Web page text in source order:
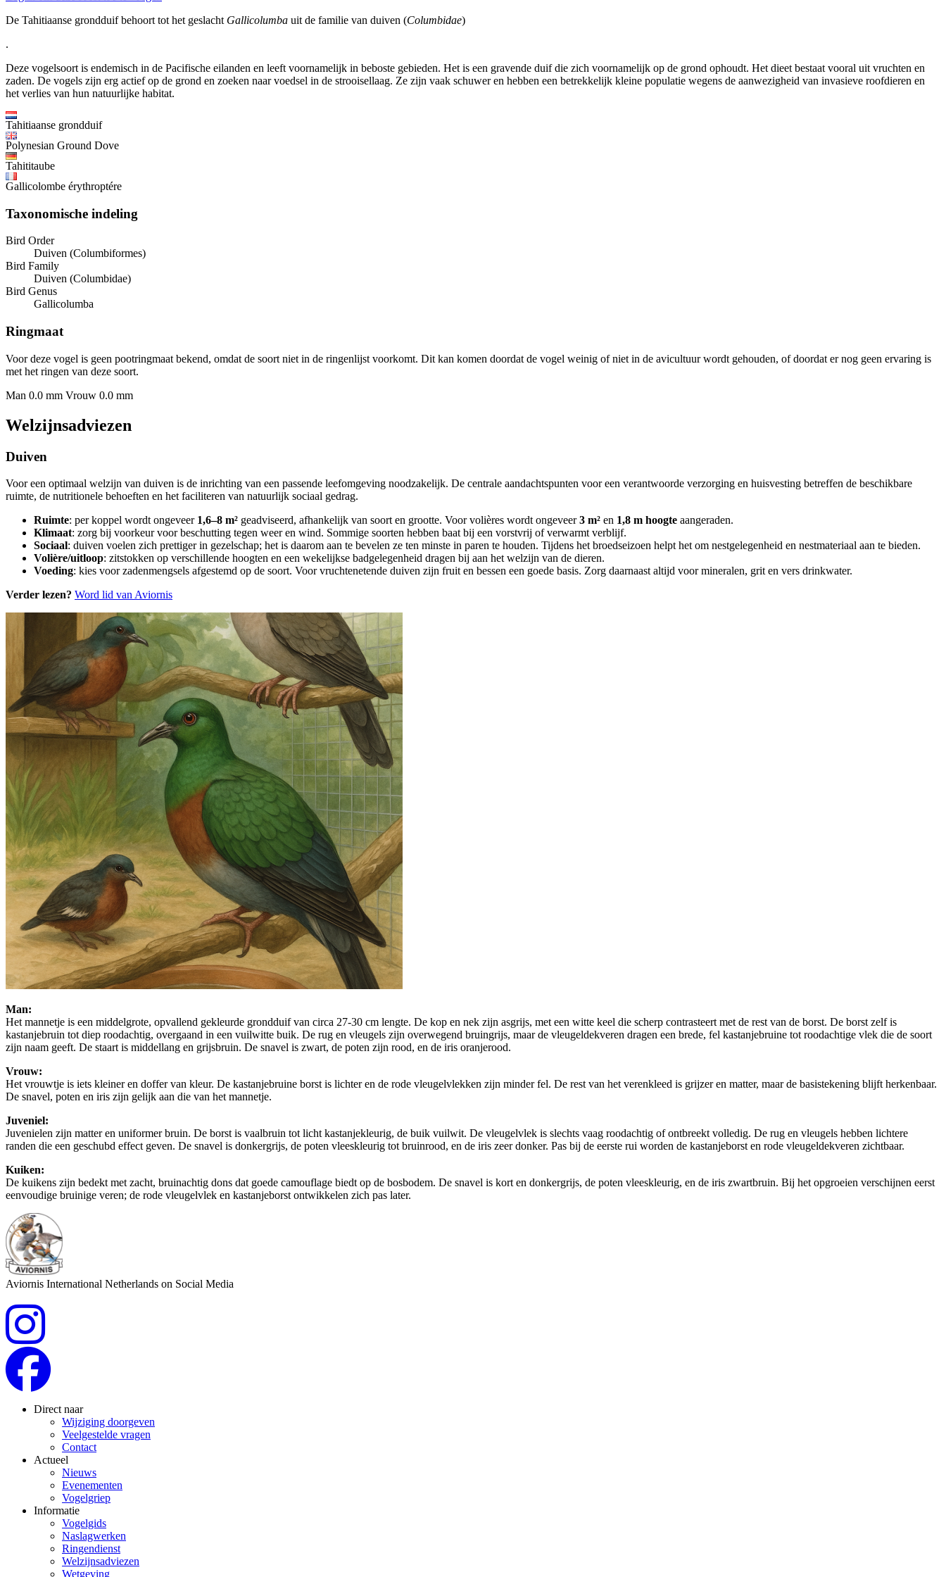
De Tahitiaanse grondduif behoort tot het geslacht Gallicolumba uit de familie van duiven (Columbidae)
.
Deze vogelsoort is endemisch in de Pacifische eilanden en leeft voornamelijk in beboste gebieden. Het is een gravende duif die zich voornamelijk op de grond ophoudt. Het dieet bestaat vooral uit vruchten en
zaden. De vogels zijn erg actief op de grond en zoeken naar voedsel in de strooisellaag. Ze zijn vaak schuwer en hebben een betrekkelijk kleine populatie wegens de aanwezigheid van invasieve roofdieren en
het verlies van hun natuurlijke habitat.
Tahitiaanse grondduif
Polynesian Ground Dove
Tahititaube
Gallicolombe érythroptére
Taxonomische indeling
Bird Order
Duiven (Columbiformes)
Bird Family
Duiven (Columbidae)
Bird Genus
Gallicolumba
Ringmaat
Voor deze vogel is geen pootringmaat bekend, omdat de soort niet in de ringenlijst voorkomt. Dit kan komen doordat de vogel weinig of niet in de avicultuur wordt gehouden, of doordat er nog geen ervaring is
met het ringen van deze soort.
Man 0.0 mm Vrouw 0.0 mm
Welzijnsadviezen
Duiven
Voor een optimaal welzijn van duiven is de inrichting van een passende leefomgeving noodzakelijk. De centrale aandachtspunten voor een verantwoorde verzorging en huisvesting betreffen de beschikbare
ruimte, de nutritionele behoeften en het faciliteren van natuurlijk sociaal gedrag.
Ruimte: per koppel wordt ongeveer 1,6–8 m² geadviseerd, afhankelijk van soort en grootte. Voor volières wordt ongeveer3 m² en 1,8 m hoogte aangeraden.
Klimaat: zorg bij voorkeur voor beschutting tegen weer en wind. Sommige soorten hebben baat bij een vorstvrij of verwarmt verblijf.
Sociaal: duiven voelen zich prettiger in gezelschap; het is daarom aan te bevelen ze ten minste in paren te houden. Tijdens het broedseizoen helpt het om nestgelegenheid en nestmateriaal aan te bieden.
Volière/uitloop: zitstokken op verschillende hoogten en een wekelijkse badgelegenheid dragen bij aan het welzijn van de dieren.
Voeding: kies voor zadenmengsels afgestemd op de soort. Voor vruchtenetende duiven zijn fruit en bessen een goede basis. Zorg daarnaast altijd voor mineralen, grit en vers drinkwater.
Verder lezen? Word lid van Aviornis
Man:
Het mannetje is een middelgrote, opvallend gekleurde grondduif van circa 27-30 cm lengte. De kop en nek zijn asgrijs, met een witte keel die scherp contrasteert met de rest van de borst. De borst zelf is
kastanjebruin tot diep roodachtig, overgaand in een vuilwitte buik. De rug en vleugels zijn overwegend bruingrijs, maar de vleugeldekveren dragen een brede, fel kastanjebruine tot roodachtige vlek die de soort
zijn naam geeft. De staart is middellang en grijsbruin. De snavel is zwart, de poten zijn rood, en de iris oranjerood.
Vrouw:
Het vrouwtje is iets kleiner en doffer van kleur. De kastanjebruine borst is lichter en de rode vleugelvlekken zijn minder fel. De rest van het verenkleed is grijzer en matter, maar de basistekening blijft herkenbaar.
De snavel, poten en iris zijn gelijk aan die van het mannetje.
Juveniel:
Juvenielen zijn matter en uniformer bruin. De borst is vaalbruin tot licht kastanjekleurig, de buik vuilwit. De vleugelvlek is slechts vaag roodachtig of ontbreekt volledig. De rug en vleugels hebben lichtere
randen die een geschubd effect geven. De snavel is donkergrijs, de poten vleeskleurig tot bruinrood, en de iris zeer donker. Pas bij de eerste rui worden de kastanjeborst en rode vleugeldekveren zichtbaar.
Kuiken:
De kuikens zijn bedekt met zacht, bruinachtig dons dat goede camouflage biedt op de bosbodem. De snavel is kort en donkergrijs, de poten vleeskleurig, en de iris zwartbruin. Bij het opgroeien verschijnen eerst
eenvoudige bruinige veren; de rode vleugelvlek en kastanjeborst ontwikkelen zich pas later.
Aviornis International Netherlands on Social Media
Direct naar
Wijziging doorgeven
Veelgestelde vragen
Contact
Actueel
Nieuws
Evenementen
Vogelgriep
Informatie
Vogelgids
Naslagwerken
Ringendienst
Welzijnsadviezen
Wetgeving